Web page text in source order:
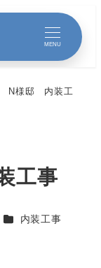
MENU
N様邸 内装工
工事
カテゴリー
内装工事